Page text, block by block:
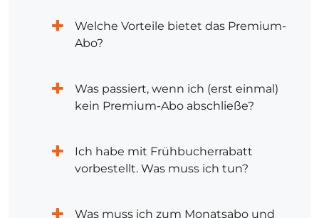
Welche Vorteile bietet das Premium-
Abo?
Was passiert, wenn ich (erst einmal)
kein Premium-Abo abschließe?
Ich habe mit Frühbucherrabatt
vorbestellt. Was muss ich tun?
Was muss ich zum Monatsabo und